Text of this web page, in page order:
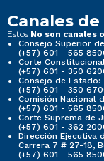
Canales
Estos No son canales
Consejo Superior
(+57) 601 - 565
Corte
(+57) 601 - 350
Consejo de Estado:
(+57) 601 - 350
Comisión Nacional
(+57) 601 - 565
Corte Suprema de
(+57) 601 - 362
Dirección Ejecutiva
Carrera 7 # 27-18,
(+57) 601 - 565